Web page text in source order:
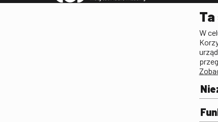
Biogramy.pl.
Filmoteka Szkolna
Olimpiada Wiedzy
Komunikacji
W